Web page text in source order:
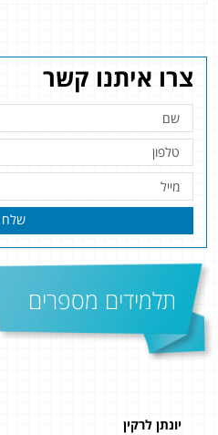
צרו איתנו קשר
שלח
תלמידים מספרים
יונתן לרקין